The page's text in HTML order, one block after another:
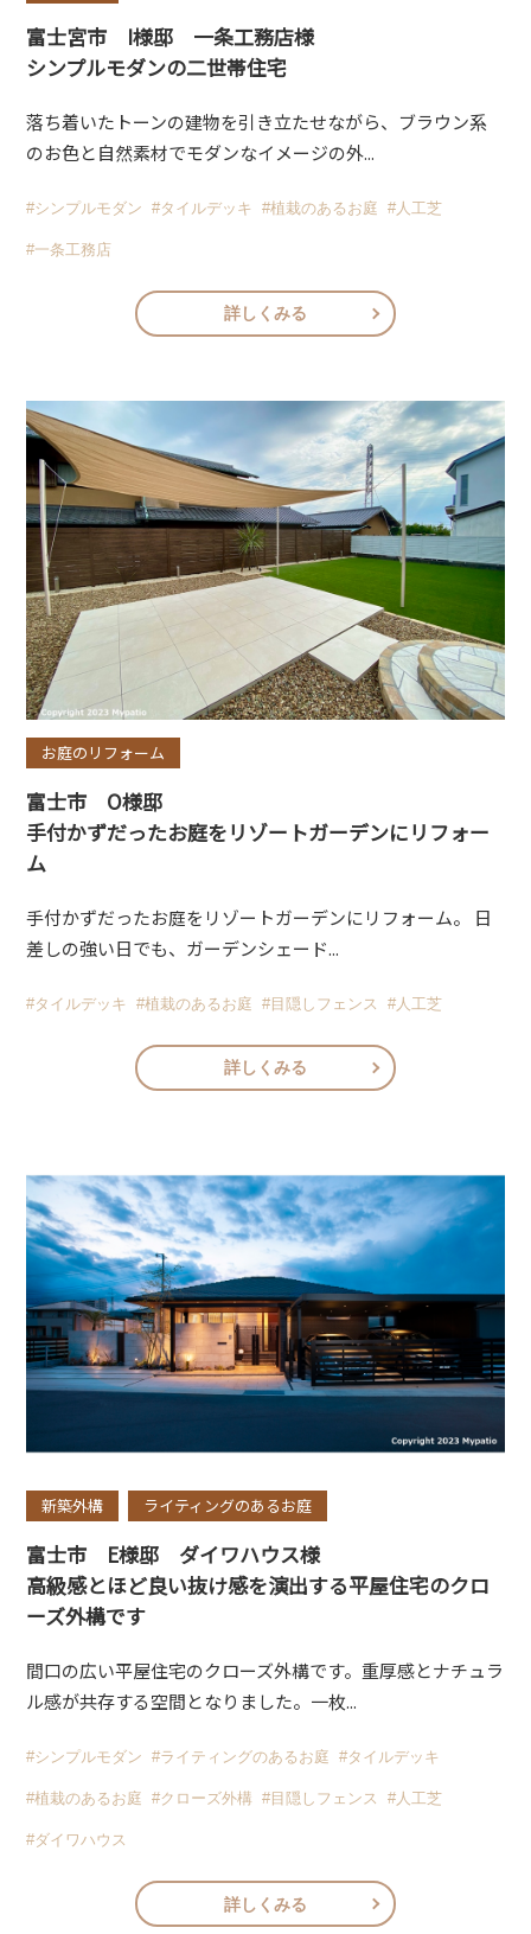
富士宮市 I様邸 一条工務店様
シンプルモダンの二世帯住宅
落ち着いたトーンの建物を引き立たせながら、ブラウン系
のお色と自然素材でモダンなイメージの外...
#シンプルモダン #タイルデッキ #植栽のあるお庭 #人工芝
#一条工務店
詳しくみる
お庭のリフォーム
富士市 O様邸
手付かずだったお庭をリゾートガーデンにリフォー
ム
手付かずだったお庭をリゾートガーデンにリフォーム。 日
差しの強い日でも、ガーデンシェード...
#タイルデッキ #植栽のあるお庭 #目隠しフェンス #人工芝
詳しくみる
新築外構 ライティングのあるお庭
富士市 E様邸 ダイワハウス様
高級感とほど良い抜け感を演出する平屋住宅のクロ
ーズ外構です
間口の広い平屋住宅のクローズ外構です。重厚感とナチュラ
ル感が共存する空間となりました。一枚...
#シンプルモダン #ライティングのあるお庭 #タイルデッキ
#植栽のあるお庭 #クローズ外構 #目隠しフェンス #人工芝
#ダイワハウス
詳しくみる